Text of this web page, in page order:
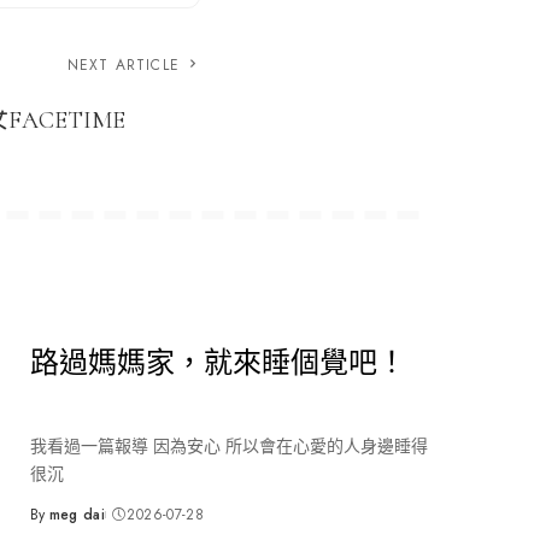
NEXT ARTICLE
路過媽媽家，就來睡個覺吧！
我看過一篇報導 因為安心 所以會在心愛的人身邊睡得
很沉
Posted
By meg dai 2026-07-28